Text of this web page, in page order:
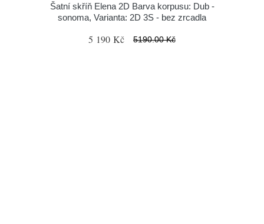
Šatní skříň Elena 2D Barva korpusu: Dub -
sonoma, Varianta: 2D 3S - bez zrcadla
5 190 Kč 5190.00 Kč